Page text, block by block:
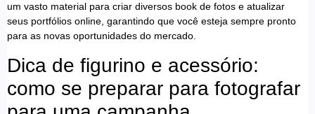
um vasto material para criar diversos book de fotos e atualizar
seus portfólios online, garantindo que você esteja sempre pronto
para as novas oportunidades do mercado.
Dica de figurino e acessório:
como se preparar para fotografar